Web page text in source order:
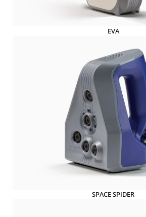
EVA
SPACE SPIDER